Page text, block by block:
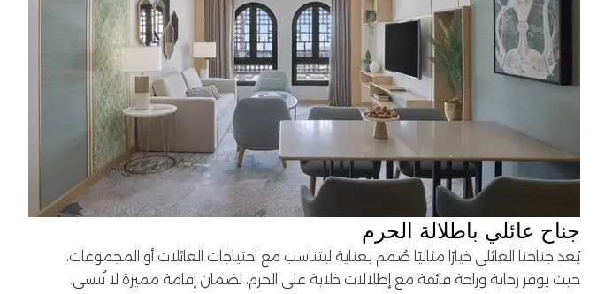
جناح عائلي باطلالة الحرم
يُعد جناحنا العائلي خيارًا مثاليًا صُمم بعناية ليتناسب مع احتياجات العائلات أو المجموعات،
حيث يوفر رحابة وراحة فائقة مع إطلالات خلابة على الحرم، لضمان إقامة مميزة لا تُنسى.